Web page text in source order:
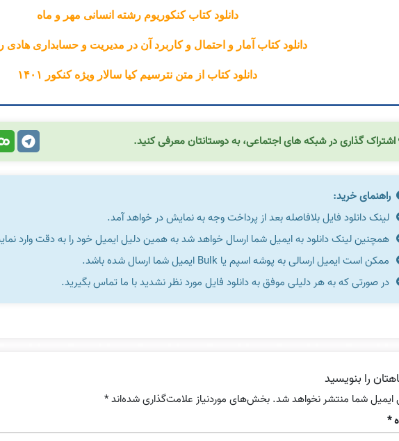
دانلود کتاب کنکوریوم رشته انسانی مهر و ماه
دانلود کتاب آمار و احتمال و کاربرد آن در مدیریت و حسابداری هادی
دانلود کتاب از متن نترسیم کیا سالار ویژه کنکور ۱۴۰۱
اشتراک گذاری در شبکه های اجتماعی، به دوستانتان معرفی کنید.
راهنمای خرید:
لینک دانلود فایل بلافاصله بعد از پرداخت وجه به نمایش در خواهد آمد.
همچنین لینک دانلود به ایمیل شما ارسال خواهد شد به همین دلیل ایمیل خود را به دقت وارد
ممکن است ایمیل ارسالی به پوشه اسپم یا Bulk ایمیل شما ارسال شده باشد.
در صورتی که به هر دلیلی موفق به دانلود فایل مورد نظر نشدید با ما تماس بگیرید.
را بنویسید
ایمیل شما منتشر نخواهد شد. بخش‌های موردنیاز علامت‌گذاری شده‌اند*
*